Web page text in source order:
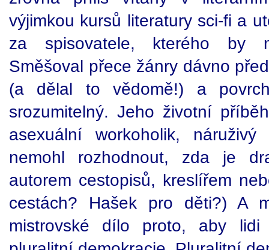
výjimkou kursů literatury sci-fi a
za spisovatele, kterého by
Směšoval přece žánry dávno
(a dělal to vědomě!) a
srozumitelný. Jeho životní
asexuální workoholik,
nemohl rozhodnout, zda je
autorem cestopisů, kreslířem
cestách? Hašek pro děti?) A
mistrovské dílo proto, aby lidi